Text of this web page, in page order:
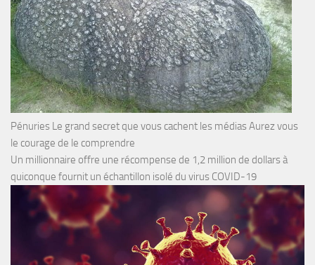
Pénuries Le grand secret que vous cachent les médias Aurez vous
le courage de le comprendre
Un millionnaire offre une récompense de 1,2 million de dollars à
quiconque fournit un échantillon isolé du virus COVID-19